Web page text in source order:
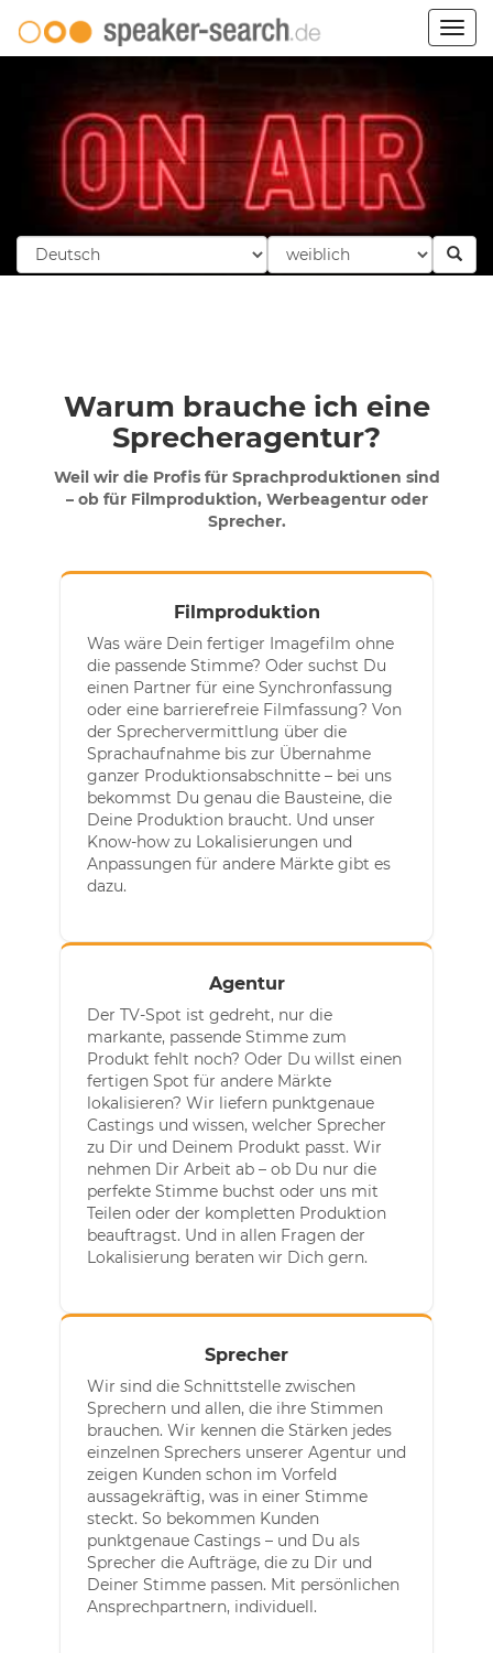
Warum brauche ich eine
Sprecheragentur?
Weil wir die Profis für Sprachproduktionen sind
– ob für Filmproduktion, Werbeagentur oder
Sprecher.
Filmproduktion
Was wäre Dein fertiger Imagefilm ohne
die passende Stimme? Oder suchst Du
einen Partner für eine Synchronfassung
oder eine barrierefreie Filmfassung? Von
der Sprechervermittlung über die
Sprachaufnahme bis zur Übernahme
ganzer Produktionsabschnitte – bei uns
bekommst Du genau die Bausteine, die
Deine Produktion braucht. Und unser
Know-how zu Lokalisierungen und
Anpassungen für andere Märkte gibt es
dazu.
Agentur
Der TV-Spot ist gedreht, nur die
markante, passende Stimme zum
Produkt fehlt noch? Oder Du willst einen
fertigen Spot für andere Märkte
lokalisieren? Wir liefern punktgenaue
Castings und wissen, welcher Sprecher
zu Dir und Deinem Produkt passt. Wir
nehmen Dir Arbeit ab – ob Du nur die
perfekte Stimme buchst oder uns mit
Teilen oder der kompletten Produktion
beauftragst. Und in allen Fragen der
Lokalisierung beraten wir Dich gern.
Sprecher
Wir sind die Schnittstelle zwischen
Sprechern und allen, die ihre Stimmen
brauchen. Wir kennen die Stärken jedes
einzelnen Sprechers unserer Agentur und
zeigen Kunden schon im Vorfeld
aussagekräftig, was in einer Stimme
steckt. So bekommen Kunden
punktgenaue Castings – und Du als
Sprecher die Aufträge, die zu Dir und
Deiner Stimme passen. Mit persönlichen
Ansprechpartnern, individuell.